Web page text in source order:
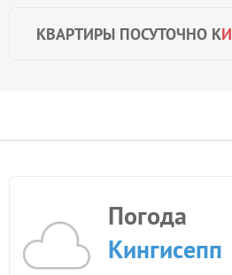
КВАРТИРЫ ПОСУТОЧНО КИ
Погода
Кингисепп